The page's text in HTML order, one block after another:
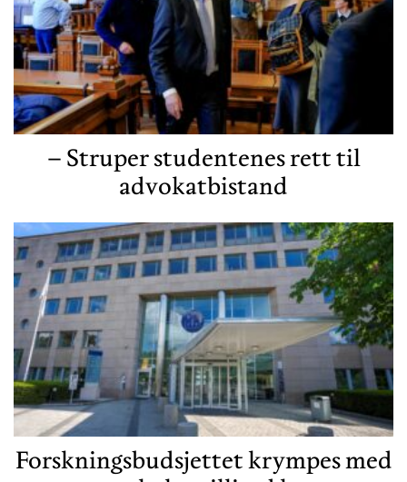
– Struper studentenes rett til
advokatbistand
Forskningsbudsjettet krympes med